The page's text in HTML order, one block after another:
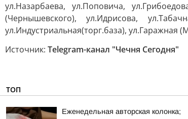
ул.Назарбаева, ул.Поповича,
(Чернышевского), ул.Идрисова,
ул.Индустриальная(торг.база), ул.Гаражная
Источник: Telegram-канал "Чечня Сегодня"
ТОП
Еженедельная авторская колонка;